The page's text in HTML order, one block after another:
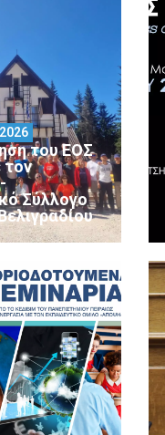
του ΕΟΣ
Σύλλογο